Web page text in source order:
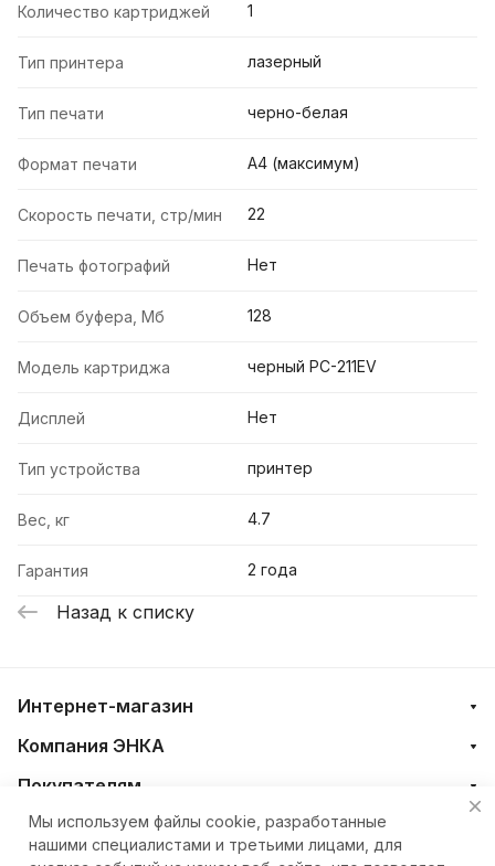
Количество картриджей 1
Тип принтера лазерный
Тип печати черно-белая
Формат печати А4 (максимум)
Скорость печати, стр/мин 22
Печать фотографий Нет
Объем буфера, Мб 128
Модель картриджа черный PC-211EV
Дисплей Нет
Тип устройства принтер
Вес, кг 4.7
Гарантия 2 года
Назад к списку
Интернет-магазин
Компания ЭНКА
Покупателям
+7 (4212) 23-33-33
Мы используем файлы cookie, разработанные
нашими специалистами и третьими лицами, для